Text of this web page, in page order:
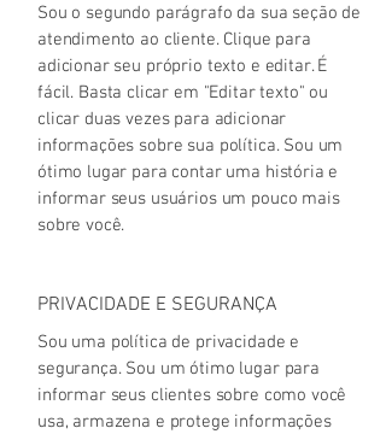
Sou o segundo parágrafo da sua seção de
atendimento ao cliente. Clique para
adicionar seu próprio texto e editar. É
fácil. Basta clicar em "Editar texto" ou
clicar duas vezes para adicionar
informações sobre sua política. Sou um
ótimo lugar para contar uma história e
informar seus usuários um pouco mais
sobre você.
PRIVACIDADE E SEGURANÇA
Sou uma política de privacidade e
segurança. Sou um ótimo lugar para
informar seus clientes sobre como você
usa, armazena e protege informações